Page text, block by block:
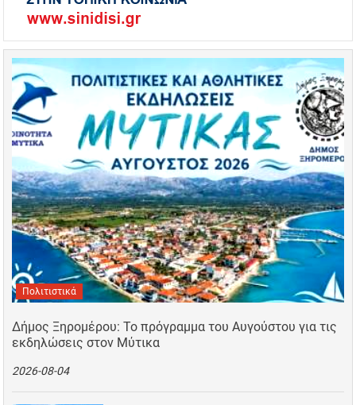
Πολιτιστικά
Δήμος Ξηρομέρου: Το πρόγραμμα του Αυγούστου για τις
εκδηλώσεις στον Μύτικα
2026-08-04